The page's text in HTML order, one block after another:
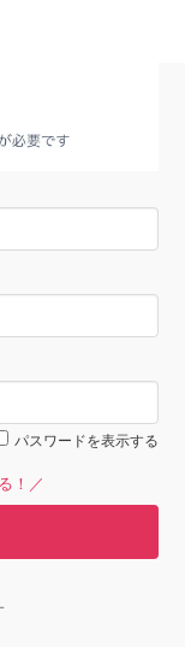
パスワードを表示する
！／